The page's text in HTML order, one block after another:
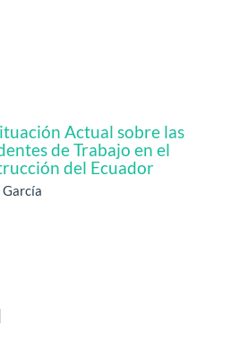
Actual sobre las
de Trabajo en el
del Ecuador